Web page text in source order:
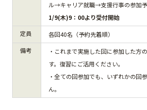
ル→キャリア就職→支援行事の参加予
1/9(木)9：00より受付開始
定員
各回40名（予約先着順）
備考
・これまで実施した回に参加した方
す。復習にご活用ください。
・全ての回参加でも、いずれかの回
ん。